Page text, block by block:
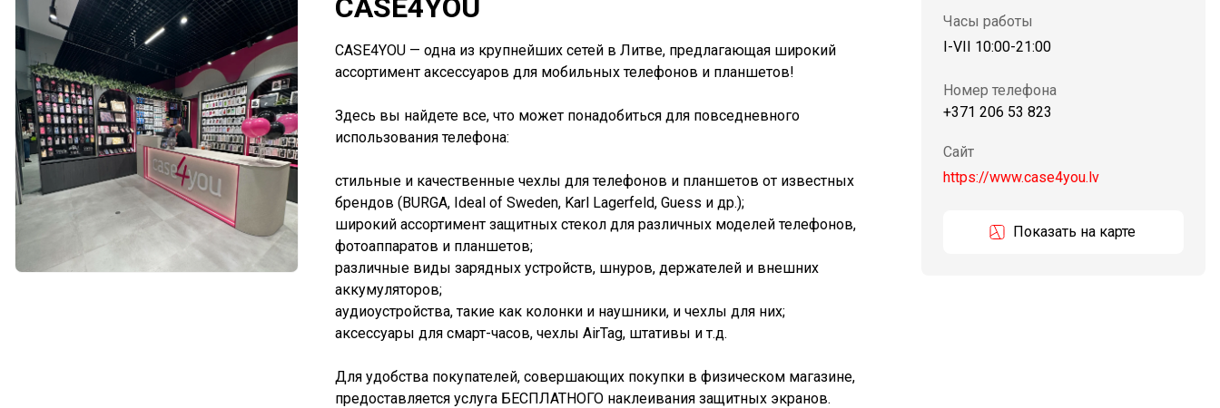
CASE4YOU
CASE4YOU — одна из крупнейших сетей в Литве, предлагающая широкий
ассортимент аксессуаров для мобильных телефонов и планшетов!
Здесь вы найдете все, что может понадобиться для повседневного
использования телефона:
стильные и качественные чехлы для телефонов и планшетов от известных
брендов (BURGA, Ideal of Sweden, Karl Lagerfeld, Guess и др.);
широкий ассортимент защитных стекол для различных моделей телефонов,
фотоаппаратов и планшетов;
различные виды зарядных устройств, шнуров, держателей и внешних
аккумуляторов;
аудиоустройства, такие как колонки и наушники, и чехлы для них;
аксессуары для смарт-часов, чехлы AirTag, штативы и т.д.
Для удобства покупателей, совершающих покупки в физическом магазине,
предоставляется услуга БЕСПЛАТНОГО наклеивания защитных экранов.
Часы работы
I-VII 10:00-21:00
Номер телефона
+371 206 53 823
Сайт
https://www.case4you.lv
Показать на карте